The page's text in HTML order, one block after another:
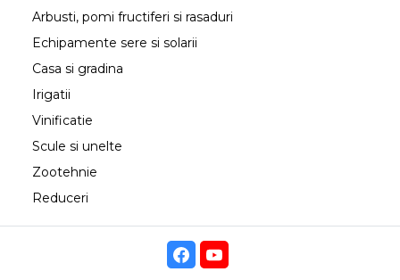
Arbusti, pomi fructiferi si rasaduri
Echipamente sere si solarii
Casa si gradina
Irigatii
Vinificatie
Scule si unelte
Zootehnie
Reduceri